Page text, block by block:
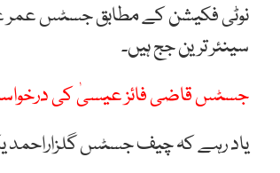
سینئر ترین جج ہیں۔
جسٹس قاضی فائز عیسیٰ کی
یاد رہے کہ چیف جسٹس گلزاراحمد یکم فروری 2022 کو